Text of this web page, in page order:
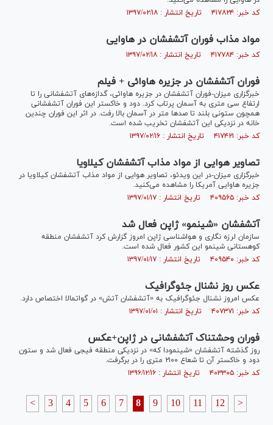
کد خبر: ۴۱۷۸۲۴ تاریخ انتشار : ۱۳۹۷/۰۲/۱۸
مواد مذاب فوران آتشفشان در هاوایی
کد خبر: ۴۱۷۷۸۴ تاریخ انتشار : ۱۳۹۷/۰۲/۱۸
فوران آتشفشان در جزیره هاوائی + فیلم
خبرگزاری میزان-فوران آتشفشان در جزیره هاوائی، گدازه‌های آتشفشانی را تا
ارتفاع سی متری به آسمان پرتاب کرد. دود و خاکستر این فوران آتشفشانی
همچون ستونی بلند تا صد‌ها متر در آسمان بالا رفت. در اثر این فوران چندین
خانه در نزدیکی این آتشفشان تخریب شده است.
کد خبر: ۴۱۷۴۲۱ تاریخ انتشار : ۱۳۹۷/۰۲/۱۶
تصاویر هوایی از مواد مذاب آتشفشان کیلاویا
خبرگزاری میزان-در این ویدئو، تصاویر هوایی از مواد مذاب آتشفشان کیلاویا در
جزیره هاوایی آمریکا را مشاهده می‌کنید.
کد خبر: ۴۰۹۵۶۵ تاریخ انتشار : ۱۳۹۷/۰۱/۱۷
آتشفشان «شینمو» ژاپن فعال شد
سازمان لرزه نگاری و هواشناسی ژاپن امروز گزارش کرد آتشفشان منطقه
کوهستانی شینمو این کشور فعال شده است.
کد خبر: ۴۰۹۵۴۰ تاریخ انتشار : ۱۳۹۷/۰۱/۱۷
عکس روز نشنال جئوگرافیک
عکس امروز نشنال جئوگرافیک به «آتشفشان آتش» در گواتمالا اختصاص دارد.
کد خبر: ۴۰۷۳۷۱ تاریخ انتشار : ۱۳۹۷/۰۱/۰۱
فوران وحشتناک آتشفشانی در ژاپن+عکس
روز گذشته آتشفشان «شینمودا که» در نزدیکی منطقه فیجی فعال شد و ستون
دود و خاکستر آن تا شعاع ۲۱۰۰ متری را در برگرفت.
کد خبر: ۴۰۳۳۰۵ تاریخ انتشار : ۱۳۹۶/۱۲/۱۶
< 3 4 5 6 7 8 9 10 11 12 >